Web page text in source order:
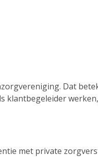
Dat
met private